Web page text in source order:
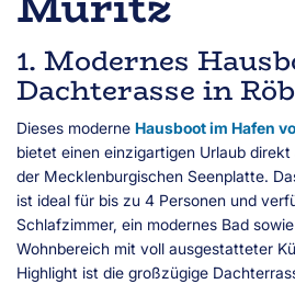
1. Modernes
Dachterasse in
Dieses moderne Hausboot im Hafen
bietet einen einzigartigen Urlaub
der Mecklenburgischen Seenplatte.
ist ideal für bis zu 4 Personen und
Schlafzimmer, ein modernes Bad
Wohnbereich mit voll ausgestatteter
Highlight ist die großzügige